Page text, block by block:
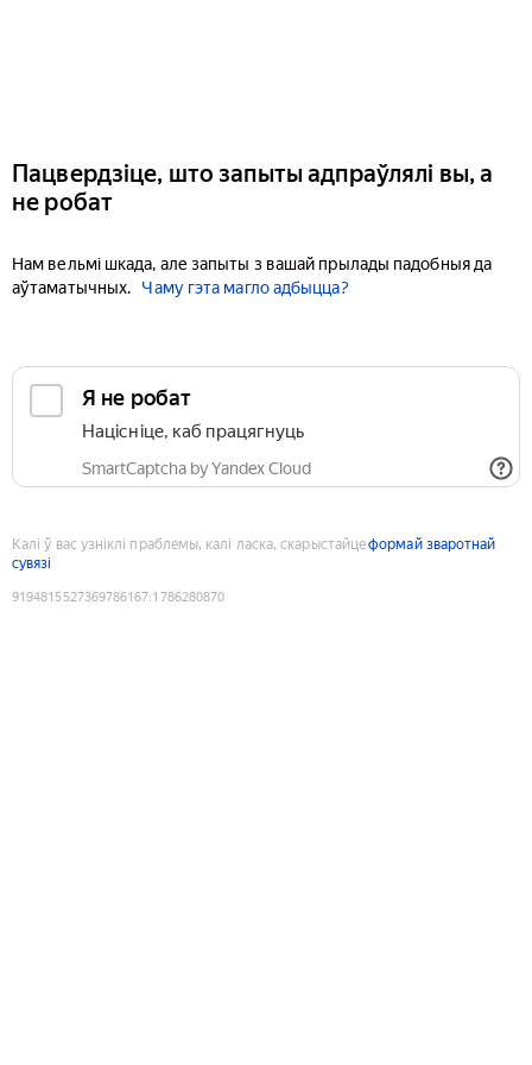
Пацвердзіце, што запыты адпраўлялі вы, а
не робат
Нам вельмі шкада, але запыты з вашай прылады падобныя да
аўтаматычных.
Чаму гэта магло адбыцца?
Я не робат
Націсніце, каб працягнуць
SmartCaptcha by Yandex Cloud
Калі ў вас узніклі праблемы, калі ласка, скарыстайцеформай зваротнай
сувязі
9194815527369786167:1786280870